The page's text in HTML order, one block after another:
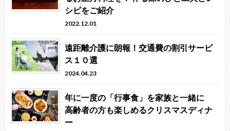
シピをご紹介
2022.12.01
遠距離介護に朗報！交通費の割引サービ
ス１０選
2024.04.23
年に一度の「行事食」を家族と一緒に
高齢者の方も楽しめるクリスマスディナ
ー